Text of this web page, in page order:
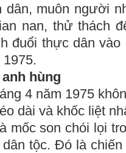
dân, muôn người
nan, thử thách
đuổi thực dân vào
hùng
4 năm 1975
dài và khốc liệt
mốc son chói lọi
tộc. Đó là chiến